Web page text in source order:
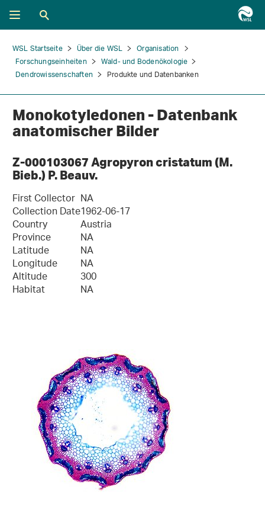
WSL Startseite Über die WSL
Organisation
Forschungseinheiten
Wald- und Bodenökologie
Dendrowissenschaften
Produkte und Datenbanken
Monokotyledonen - Datenbank
anatomischer Bilder
Z-000103067 Agropyron cristatum (M.
Bieb.) P. Beauv.
First Collector NA
Collection Date1962-06-17
Country Austria
Province NA
Latitude NA
Longitude NA
Altitude 300
Habitat NA